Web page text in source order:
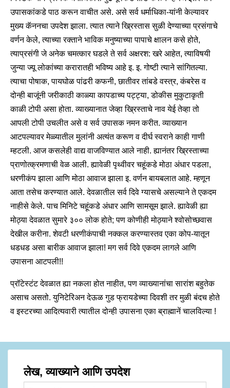
उपासकांकडे पाठ करून वाचीत असे. असे सर्व धर्माधिका-यांनी केल्यावर
मुख्य कॅननचा उपदेश झाला. त्यात त्याने ख्रिस्तास सुळी देण्याच्या प्रसंगाचे
वर्णन केले, त्याच्या रक्ताने भाविक मनुष्याच्या पापाचे क्षालन कसे होते,
त्याप्रसंगी जे अनेक चमत्कार घडले ते सर्व अक्षरश: खरे आहेत, त्याविषयी
जुन्या ज्यू लोकांच्या करारातही भविष्य आहे इ. इ. गोष्टी त्याने सांगितल्या.
त्याचा पोषाक, पायघोळ पांढरी कफनी, छातीवर तांबडे वस्त्र, कंबरेस व
दोन्ही बाजूंनी जरीकाठी काळ्या कापडाच्य पट्ट्या, डोकीस मुकुटाकृती
काळी टोपी असा होता. व्याख्यानात जेव्हा ख्रिस्ताचे नाव येई तेव्हा तो
आपली टोपी उचलीत असे व सर्व उपासक नमन करीत. व्याख्यान
आटपल्यावर मेळ्यातील मुलांनी अत्यंत करूण व दीर्घ स्वराने काही गाणी
म्हटली. आज कसलेही वाद्य वाजविण्यात आले नाही. ह्यानंतर ख्रिस्ताच्या
प्राणोत्क्रमणाची वेळ आली. ह्यावेळी पृथ्वीवर चहूंकडे मोठा अंधार पडला,
धरणीकंप झाला आणि मोठा आवाज झाला इ. वर्णन बायबलात आहे. म्हणून
आता तसेच करण्यात आले. देवळातील सर्व दिवे ग्यासचे असल्याने ते एकदम
नाहीसे केले. पाच मिनिटे चहूंकडे अंधार आणि सामसूम झाले. ह्यावेळी ह्या
मोठ्या देवळात सुमारे ३०० लोक होते; पण कोणीही मोठ्याने श्वोसोच्छवास
देखील करीना. शेवटी धरणीकंपाची नक्कल करण्यास्तव एका कोप-यातून
धडधड असा बारीक आवाज झाला! मग सर्व दिवे एकदम लागले आणि
उपासना आटपली!!
प्रॉटेस्टंट देवळात ह्या नकला होत नाहीत, पण व्याख्यानांचा सारांश बहुतेक
असाच असतो. युनिटेरिअन देऊळ गुड फ्रायडेच्या दिवशी तर मुळी बंदच होते
व इस्टरच्या आदित्यवारी त्यातील दोन्ही उपासना एका ब्राह्मानें चालविल्या !
लेख, व्याख्याने आणि उपदेश